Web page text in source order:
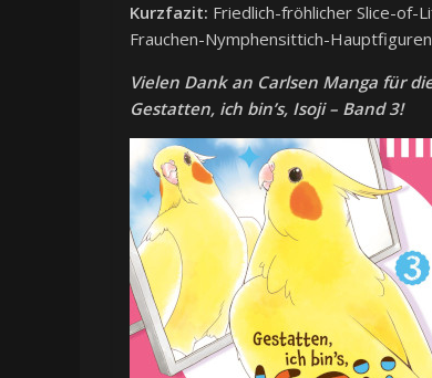
Kurzfazit: Friedlich-fröhlicher Slice-of-
Frauchen-Nymphensittich-
Vielen Dank an Carlsen Manga für
Gestatten, ich bin’s, Isoji – Band 3!